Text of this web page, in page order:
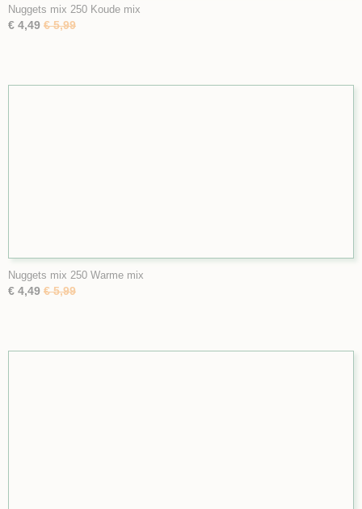
Nuggets mix 250 Koude mix
€ 4,49 € 5,99
Nuggets mix 250 Warme mix
€ 4,49 € 5,99